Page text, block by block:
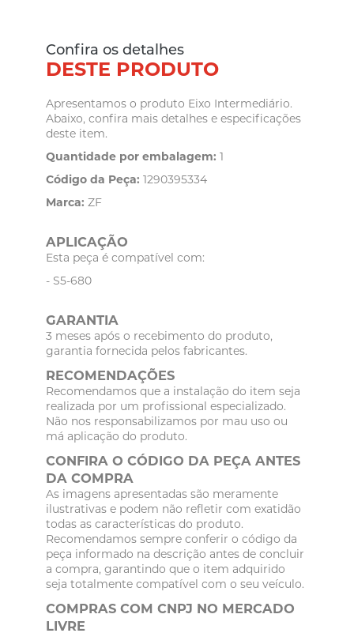
Confira os detalhes
DESTE PRODUTO
Apresentamos o produto Eixo Intermediário.
Abaixo, confira mais detalhes e especificações
deste item.
Quantidade por embalagem: 1
Código da Peça: 1290395334
Marca: ZF
APLICAÇÃO
Esta peça é compatível com:
- S5-680
GARANTIA
3 meses após o recebimento do produto,
garantia fornecida pelos fabricantes.
RECOMENDAÇÕES
Recomendamos que a instalação do item seja
realizada por um profissional especializado.
Não nos responsabilizamos por mau uso ou
má aplicação do produto.
CONFIRA O CÓDIGO DA PEÇA ANTES
DA COMPRA
As imagens apresentadas são meramente
ilustrativas e podem não refletir com exatidão
todas as características do produto.
Recomendamos sempre conferir o código da
peça informado na descrição antes de concluir
a compra, garantindo que o item adquirido
seja totalmente compatível com o seu veículo.
COMPRAS COM CNPJ NO MERCADO
LIVRE